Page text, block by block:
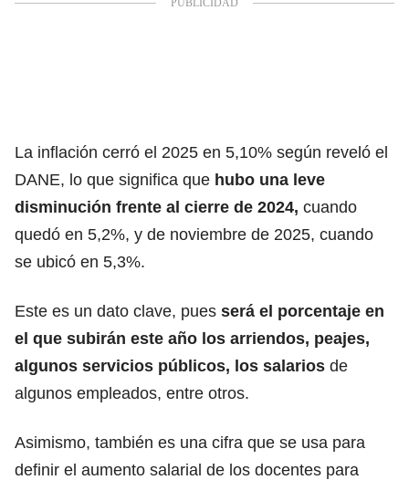
La inflación cerró el 2025 en 5,10% según reveló el
DANE, lo que significa que hubo una leve
disminución frente al cierre de 2024, cuando
quedó en 5,2%, y de noviembre de 2025, cuando
se ubicó en 5,3%.
Este es un dato clave, pues será el porcentaje en
el que subirán este año los arriendos, peajes,
algunos servicios públicos, los salarios de
algunos empleados, entre otros.
Asimismo, también es una cifra que se usa para
definir el aumento salarial de los docentes para